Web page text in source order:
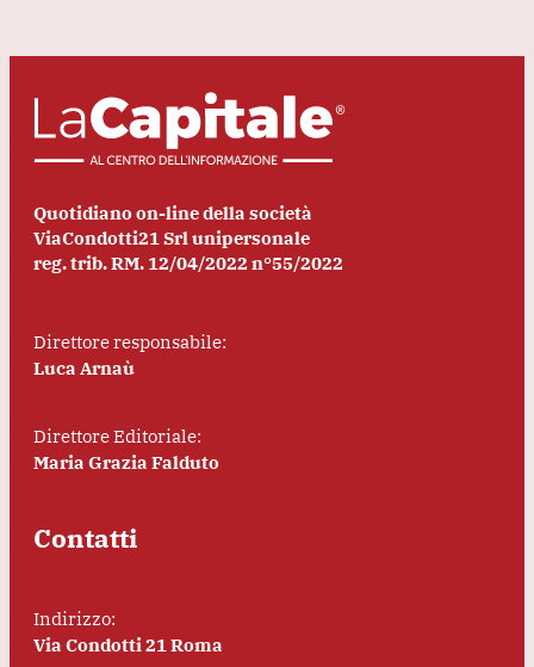
Quotidiano on-line della società
ViaCondotti21 Srl unipersonale
reg. trib. RM. 12/04/2022 n°55/2022
Direttore responsabile:
Luca Arnaù
Direttore Editoriale:
Maria Grazia Falduto
Contatti
Indirizzo:
Via Condotti 21 Roma